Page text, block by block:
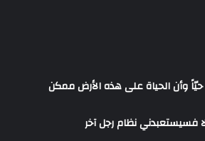
حيّاً وأن الحياة على هذه الأرض ممكن
فسيستعبدني نظام رجل آخر